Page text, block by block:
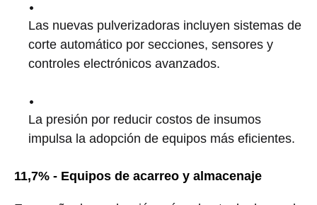
Las nuevas pulverizadoras incluyen sistemas de
corte automático por secciones, sensores y
controles electrónicos avanzados.
La presión por reducir costos de insumos
impulsa la adopción de equipos más eficientes.
11,7% - Equipos de acarreo y almacenaje